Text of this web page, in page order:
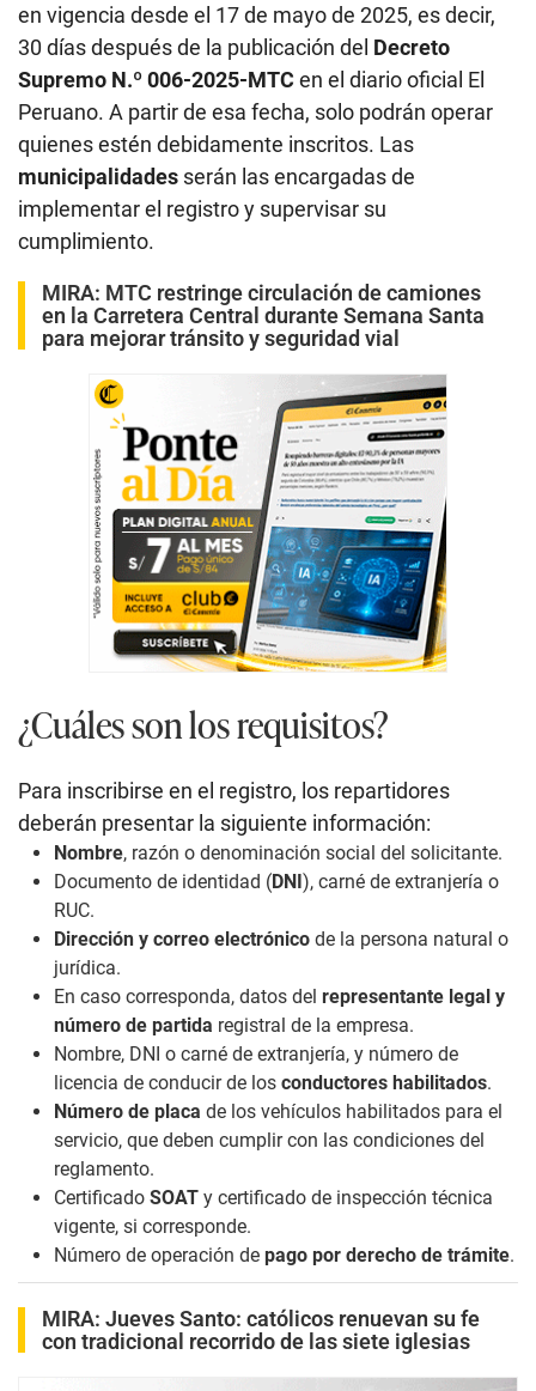
en vigencia desde el 17 de mayo de 2025, es decir,
30 días después de la publicación del Decreto
Supremo N.º 006-2025-MTC en el diario oficial El
Peruano. A partir de esa fecha, solo podrán operar
quienes estén debidamente inscritos. Las
municipalidades serán las encargadas de
implementar el registro y supervisar su
cumplimiento.
MIRA: MTC restringe circulación de camiones
en la Carretera Central durante Semana Santa
para mejorar tránsito y seguridad vial
¿Cuáles son los requisitos?
Para inscribirse en el registro, los repartidores
deberán presentar la siguiente información:
Nombre, razón o denominación social del solicitante.
Documento de identidad (DNI), carné de extranjería o
RUC.
Dirección y correo electrónico de la persona natural o
jurídica.
En caso corresponda, datos del representante legal y
número de partida registral de la empresa.
Nombre, DNI o carné de extranjería, y número de
licencia de conducir de los conductores habilitados.
Número de placa de los vehículos habilitados para el
servicio, que deben cumplir con las condiciones del
reglamento.
Certificado SOAT y certificado de inspección técnica
vigente, si corresponde.
Número de operación de pago por derecho de trámite.
MIRA: Jueves Santo: católicos renuevan su fe
con tradicional recorrido de las siete iglesias